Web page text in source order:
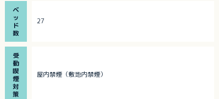
ベ
ッ
ド
数
27
受
動
喫
煙
対
策
屋内禁煙（敷地内禁煙）